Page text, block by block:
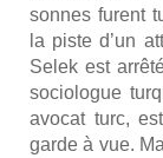
sonnes furent
la piste d’un
Selek est
socio­logue
avo­cat turc,
garde à vue.